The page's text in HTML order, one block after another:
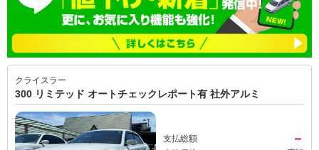
クライスラー
300 リミテッド オートチェックレポート有 社外アルミ
支払総額 －